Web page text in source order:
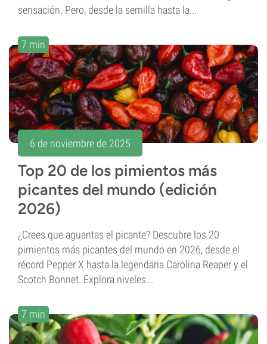
sensación. Pero, desde la semilla hasta la...
7 min
6 de noviembre de 2025
Top 20 de los pimientos más
picantes del mundo (edición
2026)
¿Crees que aguantas el picante? Descubre los 20
pimientos más picantes del mundo en 2026, desde el
récord Pepper X hasta la legendaria Carolina Reaper y el
Scotch Bonnet. Explora niveles...
7 min